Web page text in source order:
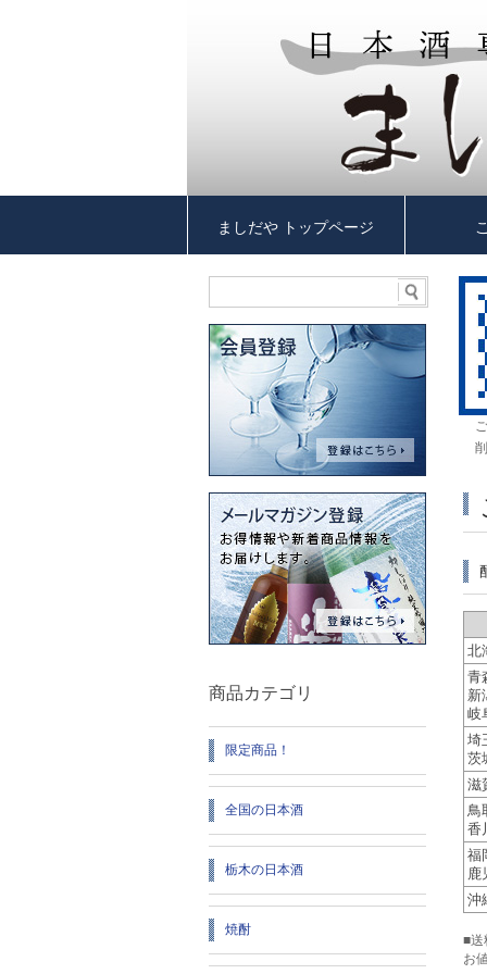
ましだや トップページ
北
青
新
岐
埼
茨
滋
鳥
香
福
鹿
沖
■送
お
商品カテゴリ
限定商品！
全国の日本酒
栃木の日本酒
焼酎